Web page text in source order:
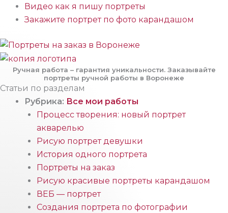
Видео как я пишу портреты
Закажите портрет по фото карандашом
Ручная работа – гарантия уникальности. Заказывайте
портреты ручной работы в Воронеже
Статьи по разделам
Рубрика: Все мои работы
Процесс творения: новый портрет
акварелью
Рисую портрет девушки
История одного портрета
Портреты на заказ
Рисую красивые портреты карандашом
ВЕБ — портрет
Создания портрета по фотографии